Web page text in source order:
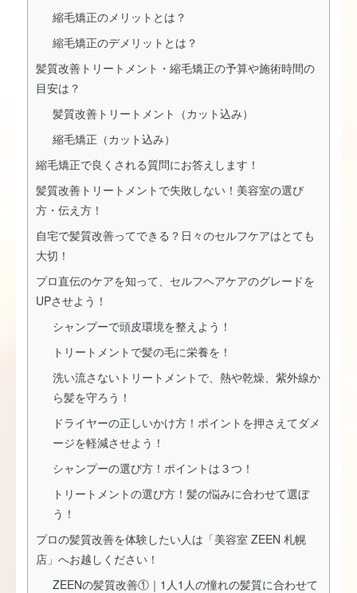
縮毛矯正のメリットとは？
縮毛矯正のデメリットとは？
髪質改善トリートメント・縮毛矯正の予算や施術時間の
目安は？
髪質改善トリートメント（カット込み）
縮毛矯正（カット込み）
縮毛矯正で良くされる質問にお答えします！
髪質改善トリートメントで失敗しない！美容室の選び
方・伝え方！
自宅で髪質改善ってできる？日々のセルフケアはとても
大切！
プロ直伝のケアを知って、セルフヘアケアのグレードを
UPさせよう！
シャンプーで頭皮環境を整えよう！
トリートメントで髪の毛に栄養を！
洗い流さないトリートメントで、熱や乾燥、紫外線か
ら髪を守ろう！
ドライヤーの正しいかけ方！ポイントを押さえてダメ
ージを軽減させよう！
シャンプーの選び方！ポイントは３つ！
トリートメントの選び方！髪の悩みに合わせて選ぼ
う！
プロの髪質改善を体験したい人は「美容室 ZEEN 札幌
店」へお越しください！
ZEENの髪質改善①｜1人1人の憧れの髪質に合わせて